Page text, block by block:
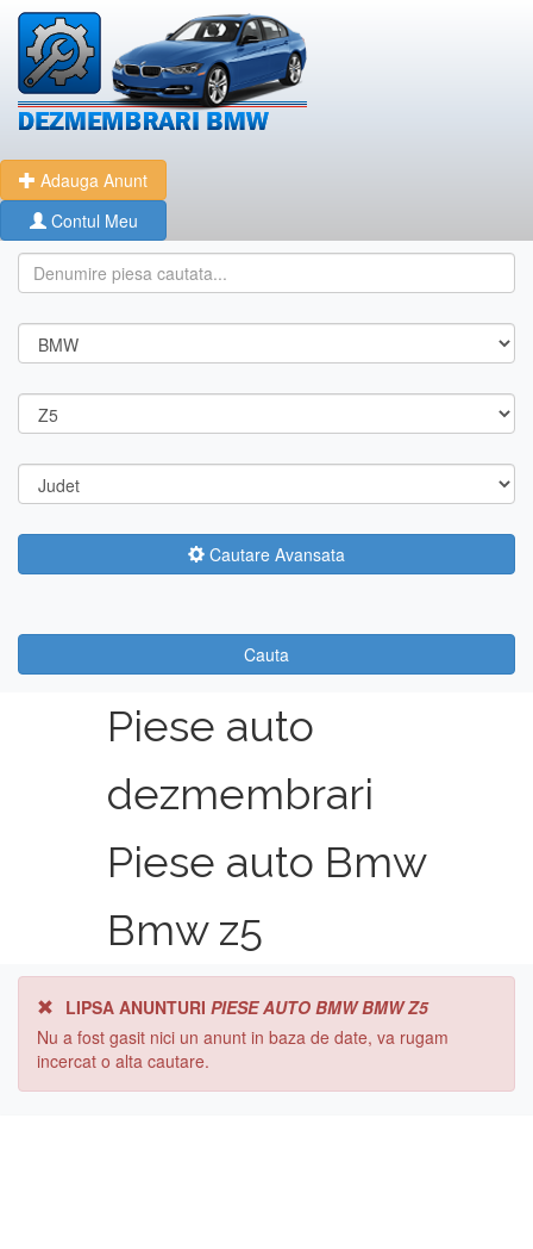
Adauga Anunt
Contul Meu
Cautare Avansata
Cauta
Piese auto
dezmembrari
Piese auto Bmw
Bmw z5
LIPSA ANUNTURI PIESE AUTO BMW BMW Z5
Nu a fost gasit nici un anunt in baza de date, va rugam
incercat o alta cautare.